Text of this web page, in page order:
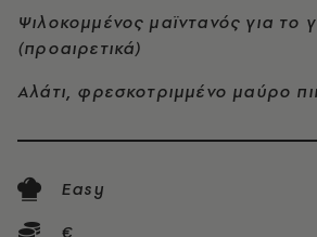
Ψιλοκομμένος μαϊντανός για το
(προαιρετικά)
Αλάτι, φρεσκοτριμμένο μαύρο
Easy
€